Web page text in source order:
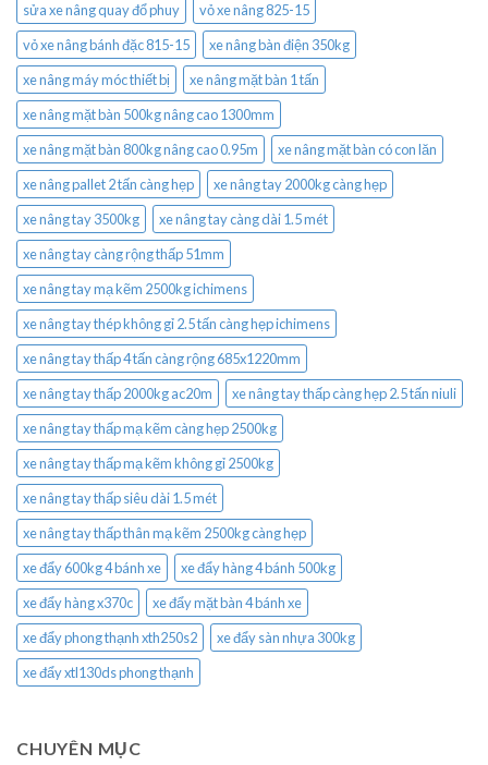
sửa xe nâng quay đổ phuy
vỏ xe nâng 825-15
vỏ xe nâng bánh đặc 815-15
xe nâng bàn điện 350kg
xe nâng máy móc thiết bị
xe nâng mặt bàn 1 tấn
xe nâng mặt bàn 500kg nâng cao 1300mm
xe nâng mặt bàn 800kg nâng cao 0.95m
xe nâng mặt bàn có con lăn
xe nâng pallet 2 tấn càng hẹp
xe nâng tay 2000kg càng hẹp
xe nâng tay 3500kg
xe nâng tay càng dài 1.5 mét
xe nâng tay càng rộng thấp 51mm
xe nâng tay mạ kẽm 2500kg ichimens
xe nâng tay thép không gỉ 2.5 tấn càng hẹp ichimens
xe nâng tay thấp 4 tấn càng rộng 685x1220mm
xe nâng tay thấp 2000kg ac20m
xe nâng tay thấp càng hẹp 2.5 tấn niuli
xe nâng tay thấp mạ kẽm càng hẹp 2500kg
xe nâng tay thấp mạ kẽm không gỉ 2500kg
xe nâng tay thấp siêu dài 1.5 mét
xe nâng tay thấp thân mạ kẽm 2500kg càng hẹp
xe đẩy 600kg 4 bánh xe
xe đẩy hàng 4 bánh 500kg
xe đẩy hàng x370c
xe đẩy mặt bàn 4 bánh xe
xe đẩy phong thạnh xth250s2
xe đẩy sàn nhựa 300kg
xe đẩy xtl130ds phong thạnh
CHUYÊN MỤC